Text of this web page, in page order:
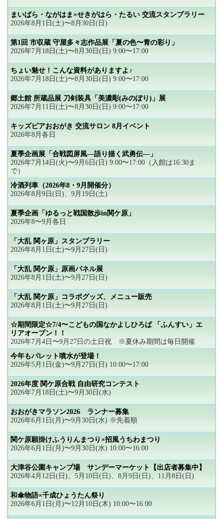
まいばら・ながはま×せきがはら・たるい 交流スタンプラリー
2026年8月1日(土)〜8月30日(日)
第1回 市収蔵 守屋多々志作品展「夏の色〜青の彩り」
2026年7月18日(土)〜8月30日(日) 9:00〜17:00
ちょい魅せ！こんな資料がありますよ♪
2026年7月18日(土)〜8月30日(日) 9:00〜17:00
郷土館 所蔵品展 刀剣装具「美濃彫(みのぼり)」展
2026年7月11日(土)〜8月30日(日) 9:00〜17:00
キッズピアおおがき 交流サロン 8月イベント
2026年8月各日
夏季企画展「合戦図屏風―語り描く武勇伝―」
2026年7月14日(火)〜9月6日(日) 9:00〜17:00（入館は16:30ま
で）
冷酒列車（2026年8・9月開催分）
2026年8月9日(日)、9月19日(土)
夏季企画「ゆるっと戦国散歩in関ケ原」
2026年8〜9月各日
「大乱 関ヶ原」スタンプラリー
2026年8月1日(土)〜9月27日(日)
「大乱 関ケ原」原画パネル展
2026年8月1日(土)〜9月27日(日)
「大乱 関ケ原」コラボグッズ、メニュー販売
2026年8月1日(土)〜9月27日(日)
☆期間限定☆7/4〜こどもの国なかよしひろば 「ふんすい」エ
リアオープン！！
2026年7月4日〜9月27日の土日祝 ※夏休み期間は毎日開催
今年もパレット噴水が登場！
2026年5月1日(金)〜9月27日(日) 10:00〜17:00
2026年度 関ケ原合戦 自由研究コンテスト
2026年7月18日(土)〜9月30日(水)
おおがきマラソン2026 ランナー募集
2026年6月1日(月)〜9月30日(水) ※先着順
関ケ原願掛けふうりんまつり×招風うちわまつり
2026年6月1日(月)〜9月30日(水) 10:00〜16:00
大津谷公園キャンプ場 サンデーマーケット【出店者募集中】
2026年4月12日(日)、5月10日(日)、8月9日(日)、11月8日(日)
和傘物語×千成ひょうたん祭り
2026年6月1日(月)〜12月10日(木) 10:00〜16:00